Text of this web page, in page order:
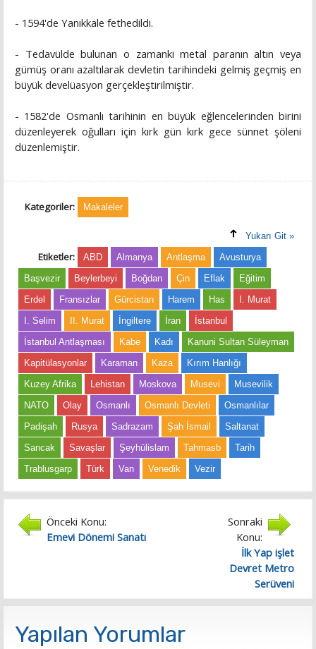
- 1594'de Yanıkkale fethedildi.
- Tedavülde bulunan o zamanki metal paranın altın veya
gümüş oranı azaltılarak devletin tarihindeki gelmiş geçmiş en
büyük develüasyon gerçekleştirilmiştir.
- 1582'de Osmanlı tarihinin en büyük eğlencelerinden birini
düzenleyerek oğulları için kırk gün kırk gece sünnet şöleni
düzenlemiştir.
Kategoriler: Makaleler
Yukarı Git »
Etiketler: ABD Almanya Antlaşma
Avusturya
Başvezir
Beylerbeyi Boğdan Çin Eflak
Eğitim
Erdel
Fransızlar Gürcistan Harem Has
I. Murat
I. Selim
II. Murat İngiltere İran
İstanbul
İstanbul Antlaşması
Kabe Kadı
Kanuni Sultan Süleyman
Kapitülasyonlar
Karaman Kaza
Kırım Hanlığı
Kuzey Afrika
Lehistan Moskova Musevi
Musevilik
NATO
Olay Osmanlı Osmanlı Devleti
Osmanlılar
Padişah
Rusya Sadrazam Şah İsmail
Saltanat
Sancak
Savaşlar Şeyhülislam Tahmasb
Tarih
Trablusgarp
Türk Van Venedik Vezir
Önceki Konu:
Emevi Dönemi Sanatı
Sonraki
Konu:
İlk Yap işlet
Devret Metro
Serüveni
Yapılan Yorumlar